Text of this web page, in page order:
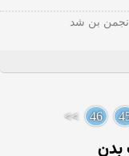
انجمن بن شد
46
>>
بدن